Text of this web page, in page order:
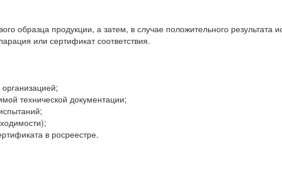
образца продукции, а затем, в случае положительного результата
или сертификат соответствия.
технической документации;
в росреестре.